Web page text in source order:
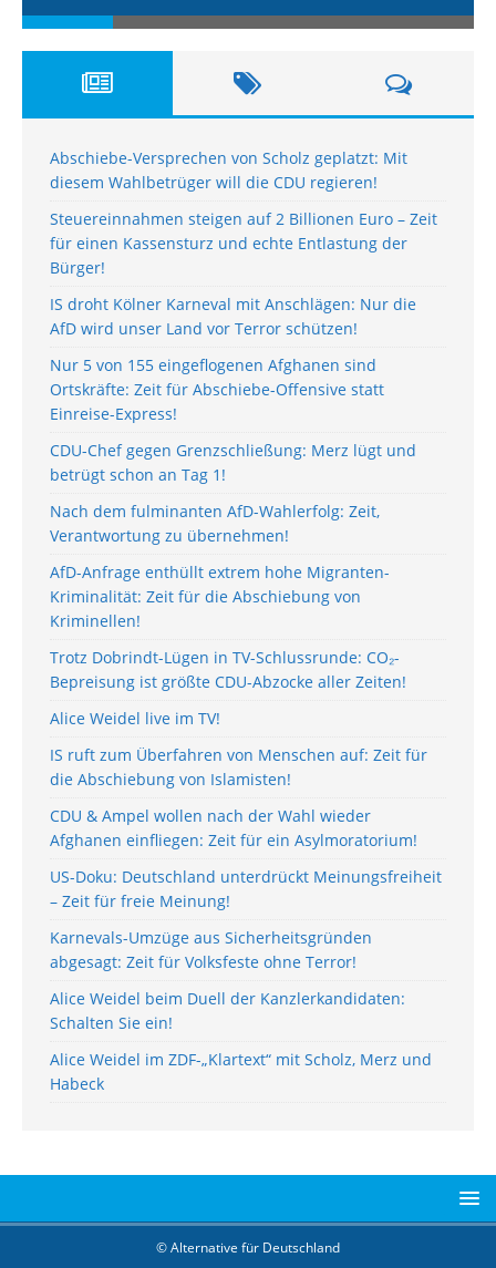
Abschiebe-Versprechen von Scholz geplatzt: Mit
diesem Wahlbetrüger will die CDU regieren!
Steuereinnahmen steigen auf 2 Billionen Euro – Zeit
für einen Kassensturz und echte Entlastung der
Bürger!
IS droht Kölner Karneval mit Anschlägen: Nur die
AfD wird unser Land vor Terror schützen!
Nur 5 von 155 eingeflogenen Afghanen sind
Ortskräfte: Zeit für Abschiebe-Offensive statt
Einreise-Express!
CDU-Chef gegen Grenzschließung: Merz lügt und
betrügt schon an Tag 1!
Nach dem fulminanten AfD-Wahlerfolg: Zeit,
Verantwortung zu übernehmen!
AfD-Anfrage enthüllt extrem hohe Migranten-
Kriminalität: Zeit für die Abschiebung von
Kriminellen!
Trotz Dobrindt-Lügen in TV-Schlussrunde: CO₂-
Bepreisung ist größte CDU-Abzocke aller Zeiten!
Alice Weidel live im TV!
IS ruft zum Überfahren von Menschen auf: Zeit für
die Abschiebung von Islamisten!
CDU & Ampel wollen nach der Wahl wieder
Afghanen einfliegen: Zeit für ein Asylmoratorium!
US-Doku: Deutschland unterdrückt Meinungsfreiheit
– Zeit für freie Meinung!
Karnevals-Umzüge aus Sicherheitsgründen
abgesagt: Zeit für Volksfeste ohne Terror!
Alice Weidel beim Duell der Kanzlerkandidaten:
Schalten Sie ein!
Alice Weidel im ZDF-„Klartext“ mit Scholz, Merz und
Habeck
© Alternative für Deutschland